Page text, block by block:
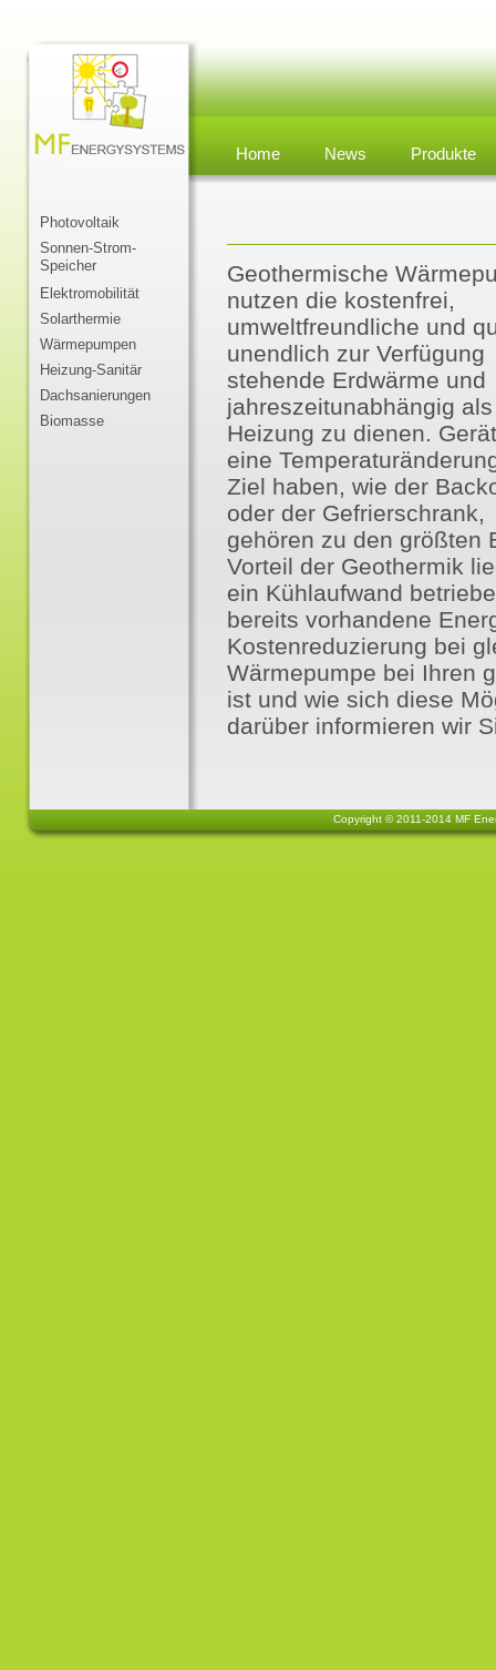
Home News Produkte
Photovoltaik
Sonnen-Strom-
Speicher
Elektromobilität
Solarthermie
Wärmepumpen
Heizung-Sanitär
Dachsanierungen
Biomasse
Geothermische
nutzen die kostenfrei,
umweltfreundliche und
unendlich zur Verfügung
stehende Erdwärme und
jahreszeitunabhängig als
Heizung zu dienen.
eine
Ziel haben, wie der
oder der Gefrierschrank,
gehören zu den größten
Vorteil der Geothermik
ein Kühlaufwand
bereits vorhandene
Kostenreduzierung bei
Wärmepumpe bei Ihren
ist und wie sich diese
darüber informieren wir
Copyright © 2011-2014 MF